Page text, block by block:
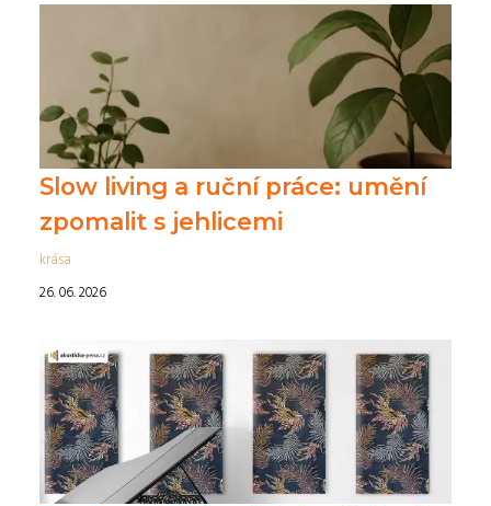
Slow living a ruční práce: umění
zpomalit s jehlicemi
krása
26. 06. 2026